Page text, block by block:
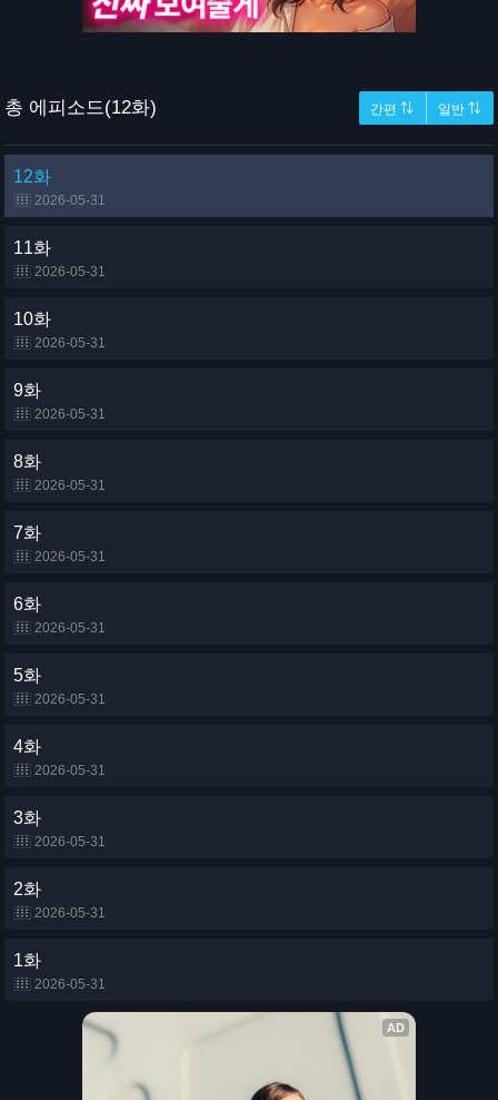
총 에피소드(12화) 간편 ⇅ 일반 ⇅
12화
2026-05-31
11화
2026-05-31
10화
2026-05-31
9화
2026-05-31
8화
2026-05-31
7화
2026-05-31
6화
2026-05-31
5화
2026-05-31
4화
2026-05-31
3화
2026-05-31
2화
2026-05-31
1화
2026-05-31